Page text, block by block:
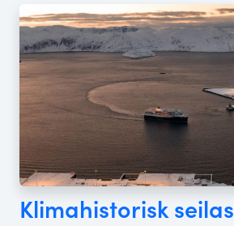
Klimahistorisk seilas